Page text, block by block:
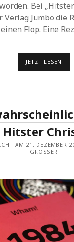
Bei
Verlag Jumbo die
Flop. Eine
JETZT LESEN
Hitster
AM 21. DEZEMBER
GROSSER